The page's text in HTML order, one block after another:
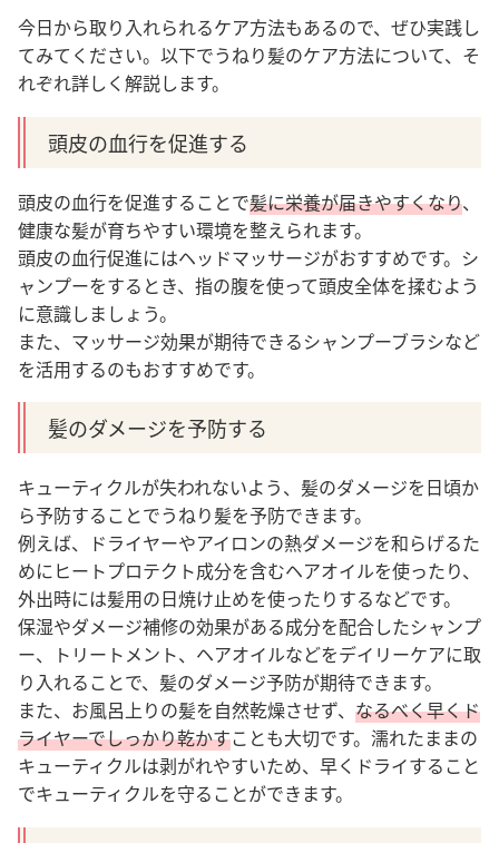
今日から取り入れられるケア方法もあるので、ぜひ実践し
てみてください。以下でうねり髪のケア方法について、そ
れぞれ詳しく解説します。
頭皮の血行を促進する
頭皮の血行を促進することで髪に栄養が届きやすくなり、
健康な髪が育ちやすい環境を整えられます。
頭皮の血行促進にはヘッドマッサージがおすすめです。シ
ャンプーをするとき、指の腹を使って頭皮全体を揉むよう
に意識しましょう。
また、マッサージ効果が期待できるシャンプーブラシなど
を活用するのもおすすめです。
髪のダメージを予防する
キューティクルが失われないよう、髪のダメージを日頃か
ら予防することでうねり髪を予防できます。
例えば、ドライヤーやアイロンの熱ダメージを和らげるた
めにヒートプロテクト成分を含むヘアオイルを使ったり、
外出時には髪用の日焼け止めを使ったりするなどです。
保湿やダメージ補修の効果がある成分を配合したシャンプ
ー、トリートメント、ヘアオイルなどをデイリーケアに取
り入れることで、髪のダメージ予防が期待できます。
また、お風呂上りの髪を自然乾燥させず、 なるべく早くド
ライヤーでしっかり乾かすことも大切です。濡れたままの
キューティクルは剥がれやすいため、早くドライすること
でキューティクルを守ることができます。